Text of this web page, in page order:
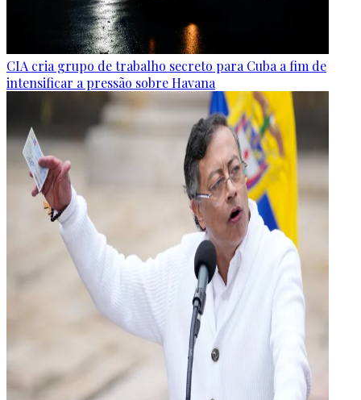
CIA cria grupo de trabalho secreto para Cuba a fim de
intensificar a pressão sobre Havana